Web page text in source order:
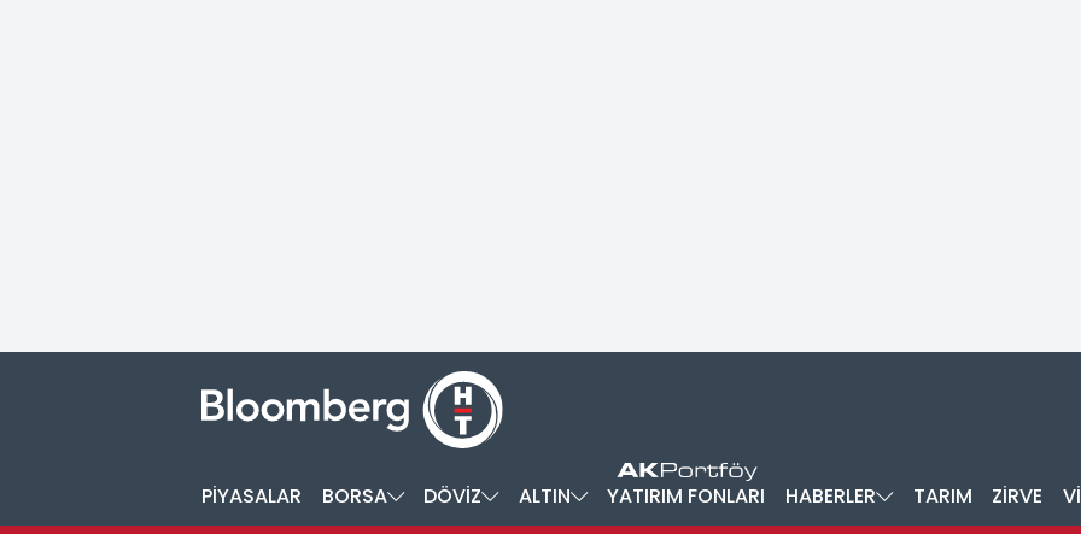
PİYASALAR BORSA DÖVİZ ALTIN YATIRIM FONLARI HABERLER TARIM ZİRVE